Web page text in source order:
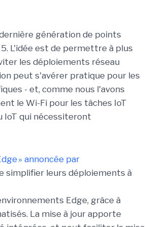
génération de points
L'idée est de permettre à plus
les déploiements réseau
peut s'avérer pratique pour les
- et, comme nous l'avons
le Wi-Fi pour les tâches IoT
IoT qui nécessiteront
» annoncée par
simplifier leurs déploiements à
s Edge, grâce à
s. La mise à jour apporte